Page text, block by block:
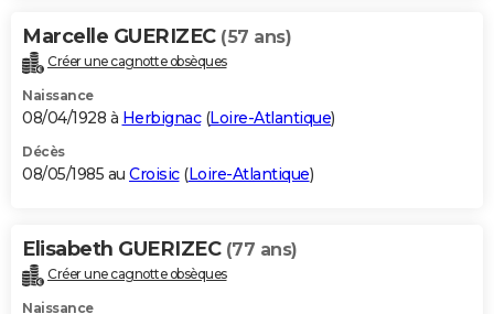
Marcelle GUERIZEC (57 ans)
Créer une cagnotte obsèques
Naissance
08/04/1928 à Herbignac(Loire-Atlantique)
Décès
08/05/1985 au Croisic(Loire-Atlantique)
Elisabeth GUERIZEC (77 ans)
Créer une cagnotte obsèques
Naissance